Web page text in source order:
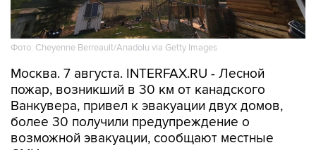
Фото: Cheyenne Berreault/Anadolu via Getty Images
Москва. 7 августа. INTERFAX.RU - Лесной
пожар, возникший в 30 км от канадского
Ванкувера, привел к эвакуации двух домов,
более 30 получили предупреждение о
возможной эвакуации, сообщают местные